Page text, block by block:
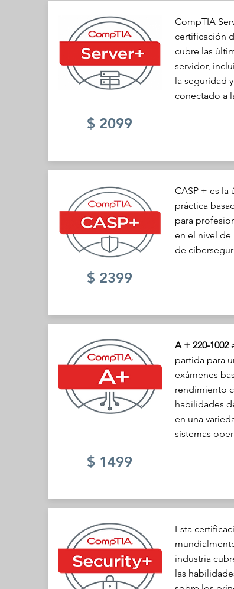
$ 2099
CompTIA
certificación
cubre las
servidor,
la seguridad
conectado a
$ 2399
CASP + es la
práctica
para
en el nivel de
de
$ 1499
A + 220-1002
partida para
exámenes
rendimiento
habilidades
en una
sistemas
Esta
industria
las